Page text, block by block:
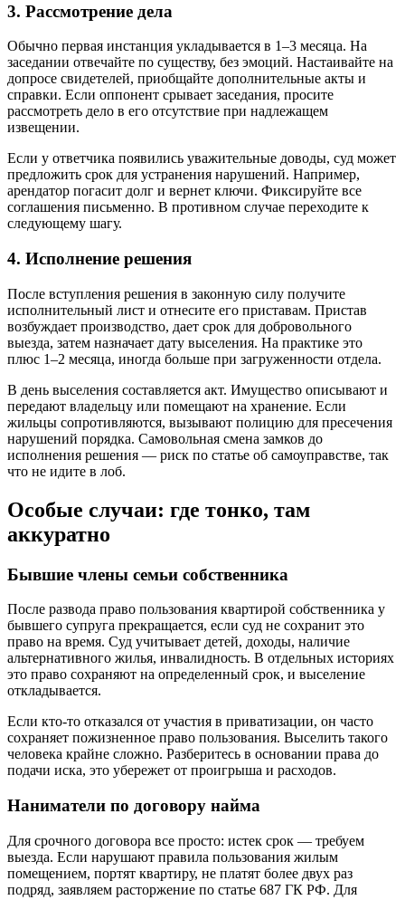
3. Рассмотрение дела
Обычно первая инстанция укладывается в 1–3 месяца. На
заседании отвечайте по существу, без эмоций. Настаивайте на
допросе свидетелей, приобщайте дополнительные акты и
справки. Если оппонент срывает заседания, просите
рассмотреть дело в его отсутствие при надлежащем
извещении.
Если у ответчика появились уважительные доводы, суд может
предложить срок для устранения нарушений. Например,
арендатор погасит долг и вернет ключи. Фиксируйте все
соглашения письменно. В противном случае переходите к
следующему шагу.
4. Исполнение решения
После вступления решения в законную силу получите
исполнительный лист и отнесите его приставам. Пристав
возбуждает производство, дает срок для добровольного
выезда, затем назначает дату выселения. На практике это
плюс 1–2 месяца, иногда больше при загруженности отдела.
В день выселения составляется акт. Имущество описывают и
передают владельцу или помещают на хранение. Если
жильцы сопротивляются, вызывают полицию для пресечения
нарушений порядка. Самовольная смена замков до
исполнения решения — риск по статье об самоуправстве, так
что не идите в лоб.
Особые случаи: где тонко, там
аккуратно
Бывшие члены семьи собственника
После развода право пользования квартирой собственника у
бывшего супруга прекращается, если суд не сохранит это
право на время. Суд учитывает детей, доходы, наличие
альтернативного жилья, инвалидность. В отдельных историях
это право сохраняют на определенный срок, и выселение
откладывается.
Если кто-то отказался от участия в приватизации, он часто
сохраняет пожизненное право пользования. Выселить такого
человека крайне сложно. Разберитесь в основании права до
подачи иска, это убережет от проигрыша и расходов.
Наниматели по договору найма
Для срочного договора все просто: истек срок — требуем
выезда. Если нарушают правила пользования жилым
помещением, портят квартиру, не платят более двух раз
подряд, заявляем расторжение по статье 687 ГК РФ. Для